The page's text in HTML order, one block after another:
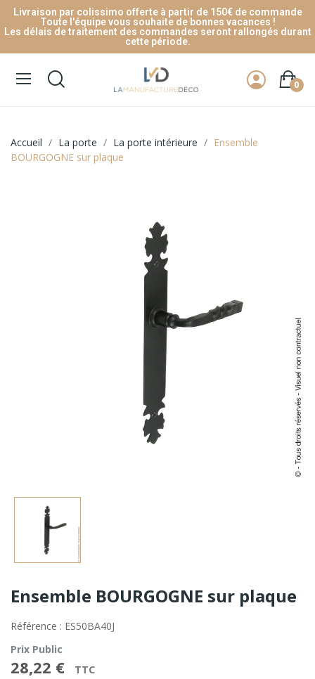
Livraison par colissimo offerte à partir de 150€ de commande
Toute l'équipe vous souhaite de bonnes vacances !
Les délais de traitement des commandes seront rallongés durant
cette période.
0
Accueil La porte La porte intérieure
Ensemble
BOURGOGNE sur plaque
Ensemble BOURGOGNE sur plaque
Référence : ES50BA40J
Prix Public
28,22 € TTC